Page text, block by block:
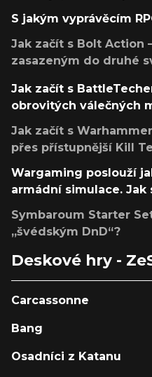
S jakým vyprávěcím
Jak začít s Bolt Action
zasazeným do druhé
Jak začít s
obrovitých válečných
Jak začít s
přes přístupnější Kill
Wargaming poslouží
armádní simulace. Jak
Symbaroum Starter
„švédským DnD“?
Deskové hry -
Carcassonne
Bang
Osadníci z Katanu